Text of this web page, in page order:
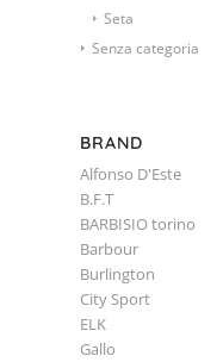
Seta
Senza categoria
BRAND
Alfonso D'Este
B.F.T
BARBISIO torino
Barbour
Burlington
City Sport
ELK
Gallo